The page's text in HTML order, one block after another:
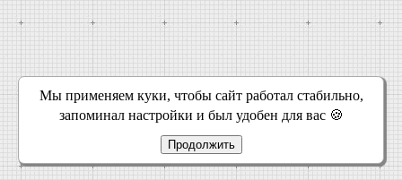
Мы применяем куки, чтобы сайт работал стабильно,
запоминал настройки и был удобен для вас 🍪
Продолжить